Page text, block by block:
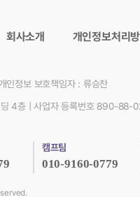
회사소개 개인정보처리
개인정보 보호책임자 : 류승찬
4층 |사업자 등록번호 890-88-
캠프팀
010-9160-0779